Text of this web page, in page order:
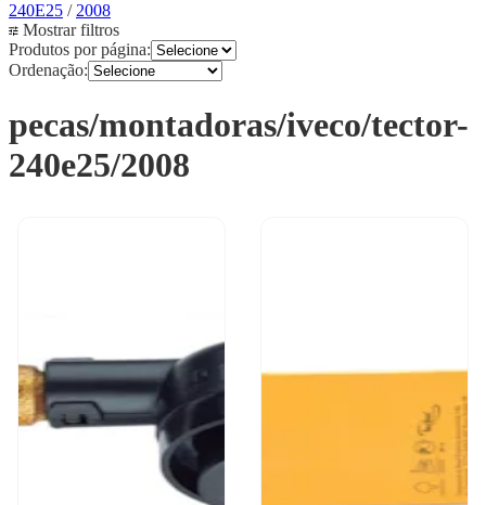
240E25 / 2008
Mostrar filtros
Produtos por página:
Ordenação:
pecas/montadoras/iveco/tector-
240e25/2008